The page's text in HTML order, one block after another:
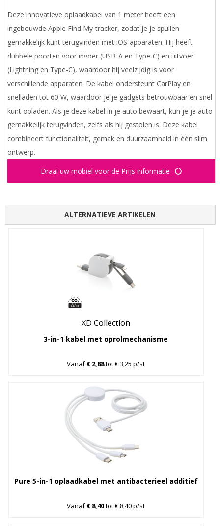
Deze innovatieve oplaadkabel van 1 meter heeft een
ingebouwde Apple Find My-tracker, zodat je je spullen
gemakkelijk kunt terugvinden met iOS-apparaten. Hij heeft
dubbele poorten voor invoer (USB-A en Type-C) en uitvoer
(Lightning en Type-C), waardoor hij veelzijdig is voor
verschillende apparaten. De kabel ondersteunt CarPlay en
snelladen tot 60 W, waardoor je je gadgets betrouwbaar en snel
kunt opladen. Als je deze kabel in je auto bewaart, kun je je auto
gemakkelijk terugvinden, zelfs als hij gestolen is. Deze kabel
combineert functionaliteit, gemak en duurzaamheid in één slim
ontwerp.
Draai uw mobiel voor de Prijs informatie
ALTERNATIEVE ARTIKELEN
XD Collection
3-in-1 kabel met oprolmechanisme
Vanaf€ 2,88tot € 3,25 p/st
Pure 5-in-1 oplaadkabel met antibacterieel additief
Vanaf€ 8,40tot € 8,40 p/st